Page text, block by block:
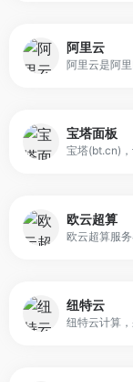
阿里云
宝塔面板
欧云超算
纽特云